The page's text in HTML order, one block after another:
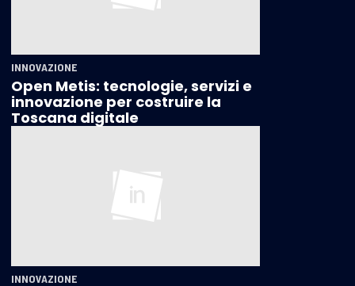
INNOVAZIONE
Open Metis: tecnologie, servizi e
innovazione per costruire la
Toscana digitale
INNOVAZIONE